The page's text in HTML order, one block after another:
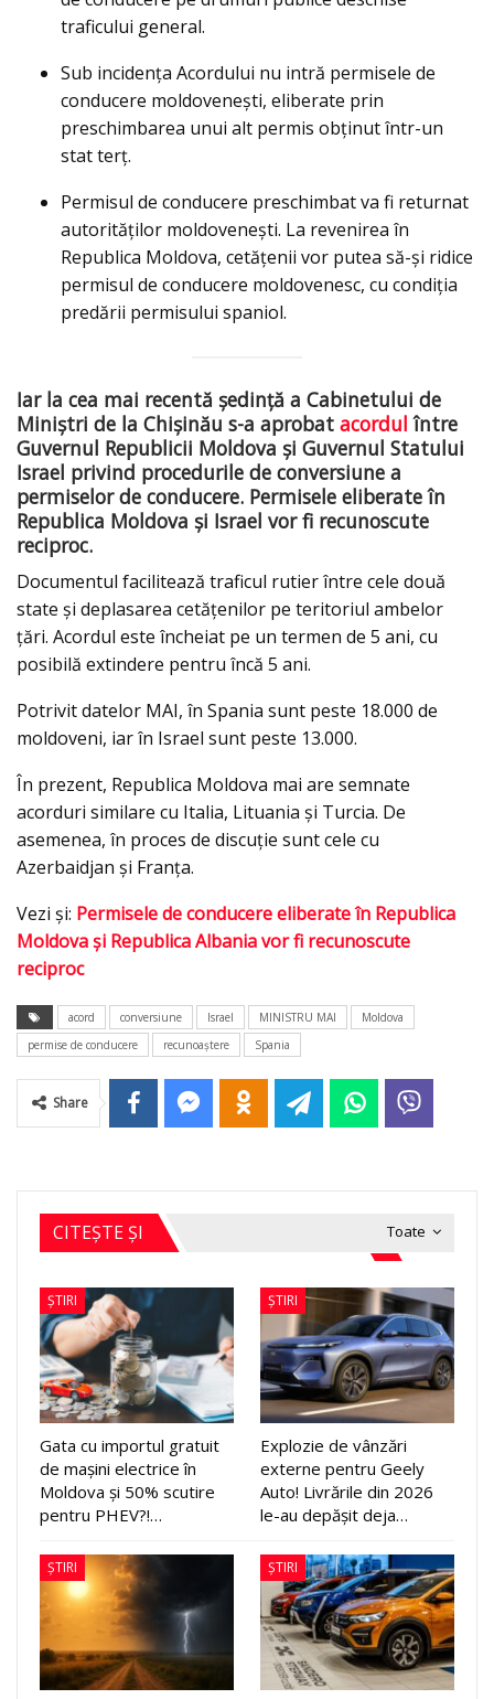
traficului general.
Sub incidența Acordului nu intră permisele de
conducere moldovenești, eliberate prin
preschimbarea unui alt permis obținut într-un
stat terț.
Permisul de conducere preschimbat va fi returnat
autorităților moldovenești. La revenirea în
Republica Moldova, cetățenii vor putea să-și ridice
permisul de conducere moldovenesc, cu condiția
predării permisului spaniol.
Iar la cea mai recentă ședință a Cabinetului de
Miniștri de la Chișinău s-a aprobat acordul între
Guvernul Republicii Moldova și Guvernul Statului
Israel privind procedurile de conversiune a
permiselor de conducere. Permisele eliberate în
Republica Moldova și Israel vor fi recunoscute
reciproc.
Documentul facilitează traficul rutier între cele două
state și deplasarea cetățenilor pe teritoriul ambelor
țări. Acordul este încheiat pe un termen de 5 ani, cu
posibilă extindere pentru încă 5 ani.
Potrivit datelor MAI, în Spania sunt peste 18.000 de
moldoveni, iar în Israel sunt peste 13.000.
În prezent, Republica Moldova mai are semnate
acorduri similare cu Italia, Lituania și Turcia. De
asemenea, în proces de discuție sunt cele cu
Azerbaidjan și Franța.
Vezi și: Permisele de conducere eliberate în Republica
Moldova şi Republica Albania vor fi recunoscute
reciproc
acord conversiune Israel MINISTRU MAI
Moldova
permise de conducere
recunoaștere Spania
Share
Toate
CITEȘTE ȘI
ȘTIRI
Gata cu importul gratuit
de mașini electrice în
Moldova și 50% scutire
pentru PHEV?!…
ȘTIRI
Explozie de vânzări
externe pentru Geely
Auto! Livrările din 2026
le-au depășit deja…
ȘTIRI ȘTIRI